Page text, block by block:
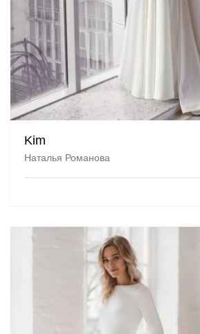
Kim
Наталья Романова